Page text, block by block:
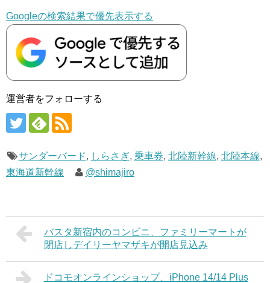
Googleの検索結果で優先表示する
運営者をフォローする
サンダーバード, しらさぎ, 乗車券, 北陸新幹線, 北陸本線,
東海道新幹線
@shimajiro
バスタ新宿内のコンビニ、ファミリーマートが
閉店しデイリーヤマザキが開店見込み
ドコモオンラインショップ、iPhone 14/14 Plus